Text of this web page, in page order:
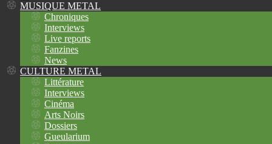
MUSIQUE METAL
Chroniques
Interviews
Live reports
Fanzines
News
CULTURE METAL
Littérature
Interviews
Cinéma
Arts Noirs
Dossiers
Gueularium